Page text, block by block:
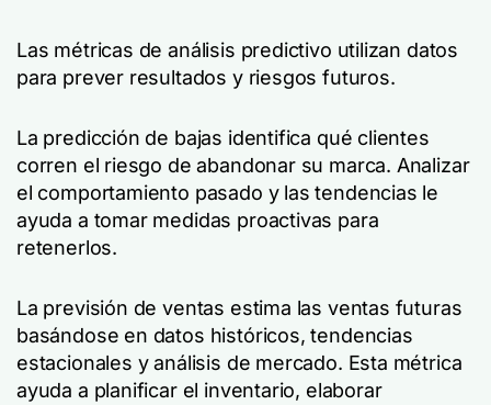
Las métricas de análisis predictivo utilizan datos
para prever resultados y riesgos futuros.
La predicción de bajas identifica qué clientes
corren el riesgo de abandonar su marca. Analizar
el comportamiento pasado y las tendencias le
ayuda a tomar medidas proactivas para
retenerlos.
La previsión de ventas estima las ventas futuras
basándose en datos históricos, tendencias
estacionales y análisis de mercado. Esta métrica
ayuda a planificar el inventario, elaborar